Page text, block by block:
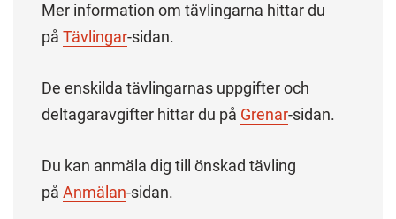
Mer information om tävlingarna hittar du
på Tävlingar-sidan.
De enskilda tävlingarnas uppgifter och
deltagaravgifter hittar du på Grenar-sidan.
Du kan anmäla dig till önskad tävling
på Anmälan-sidan.